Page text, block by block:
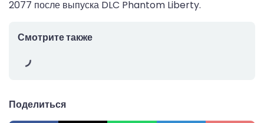
2077 после выпуска DLC Phantom Liberty.
Смотрите также
Поделиться